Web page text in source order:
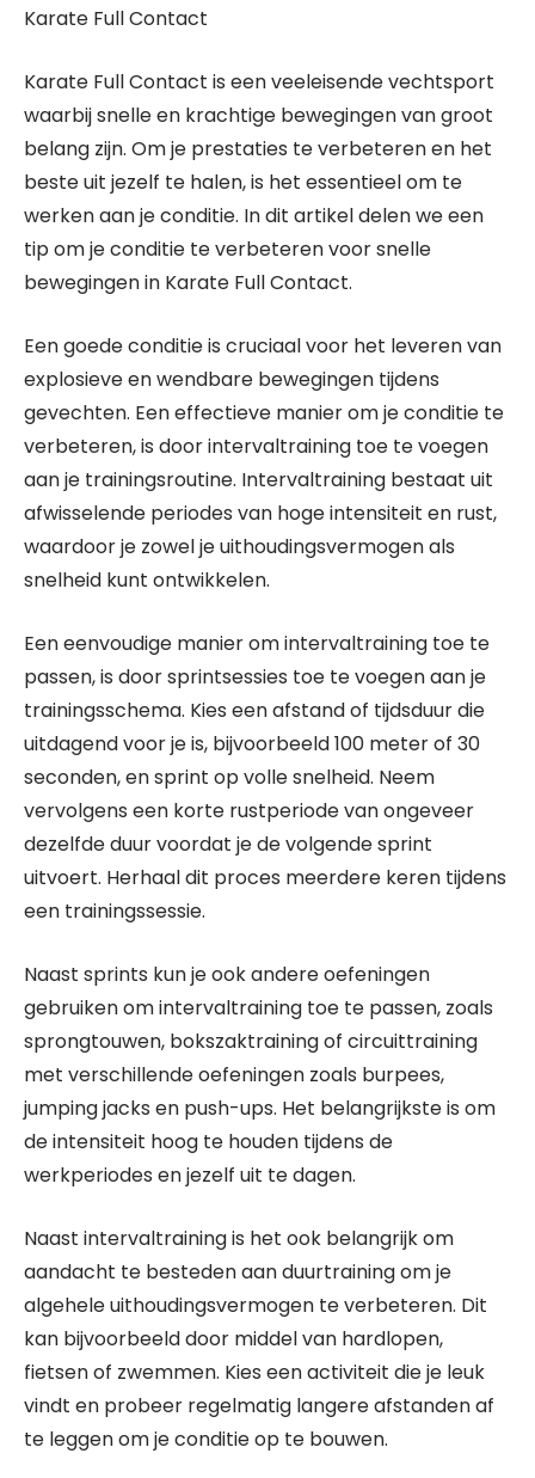
Karate Full Contact
Karate Full Contact is een veeleisende vechtsport
waarbij snelle en krachtige bewegingen van groot
belang zijn. Om je prestaties te verbeteren en het
beste uit jezelf te halen, is het essentieel om te
werken aan je conditie. In dit artikel delen we een
tip om je conditie te verbeteren voor snelle
bewegingen in Karate Full Contact.
Een goede conditie is cruciaal voor het leveren van
explosieve en wendbare bewegingen tijdens
gevechten. Een effectieve manier om je conditie te
verbeteren, is door intervaltraining toe te voegen
aan je trainingsroutine. Intervaltraining bestaat uit
afwisselende periodes van hoge intensiteit en rust,
waardoor je zowel je uithoudingsvermogen als
snelheid kunt ontwikkelen.
Een eenvoudige manier om intervaltraining toe te
passen, is door sprintsessies toe te voegen aan je
trainingsschema. Kies een afstand of tijdsduur die
uitdagend voor je is, bijvoorbeeld 100 meter of 30
seconden, en sprint op volle snelheid. Neem
vervolgens een korte rustperiode van ongeveer
dezelfde duur voordat je de volgende sprint
uitvoert. Herhaal dit proces meerdere keren tijdens
een trainingssessie.
Naast sprints kun je ook andere oefeningen
gebruiken om intervaltraining toe te passen, zoals
sprongtouwen, bokszaktraining of circuittraining
met verschillende oefeningen zoals burpees,
jumping jacks en push-ups. Het belangrijkste is om
de intensiteit hoog te houden tijdens de
werkperiodes en jezelf uit te dagen.
Naast intervaltraining is het ook belangrijk om
aandacht te besteden aan duurtraining om je
algehele uithoudingsvermogen te verbeteren. Dit
kan bijvoorbeeld door middel van hardlopen,
fietsen of zwemmen. Kies een activiteit die je leuk
vindt en probeer regelmatig langere afstanden af
te leggen om je conditie op te bouwen.